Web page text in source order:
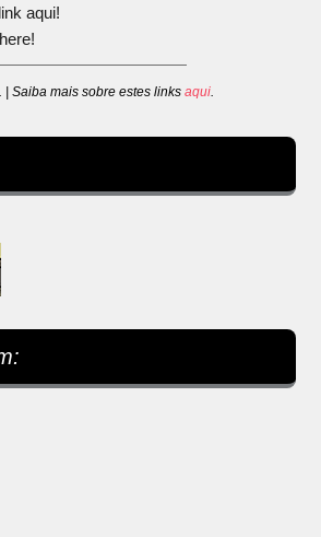
aqui!
| Saiba mais sobre estes links aqui.